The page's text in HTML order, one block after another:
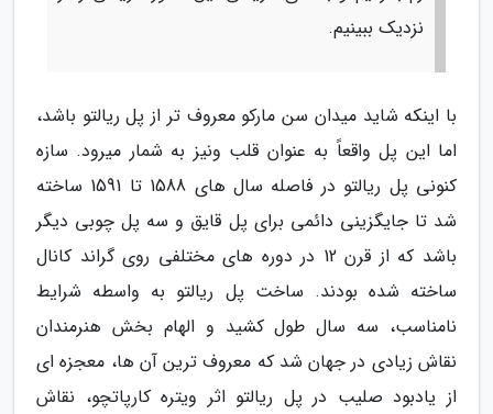
نزدیک ببینیم.
با اینکه شاید میدان سن مارکو معروف تر از پل ریالتو باشد،
اما این پل واقعاً به عنوان قلب ونیز به شمار میرود. سازه
کنونی پل ریالتو در فاصله سال های 1588 تا 1591 ساخته
شد تا جایگزینی دائمی برای پل قایق و سه پل چوبی دیگر
باشد که از قرن 12 در دوره های مختلفی روی گراند کانال
ساخته شده بودند. ساخت پل ریالتو به واسطه شرایط
نامناسب، سه سال طول کشید و الهام بخش هنرمندان
نقاش زیادی در جهان شد که معروف ترین آن ها، معجزه ای
از یادبود صلیب در پل ریالتو اثر ویتره کارپاتچو، نقاش